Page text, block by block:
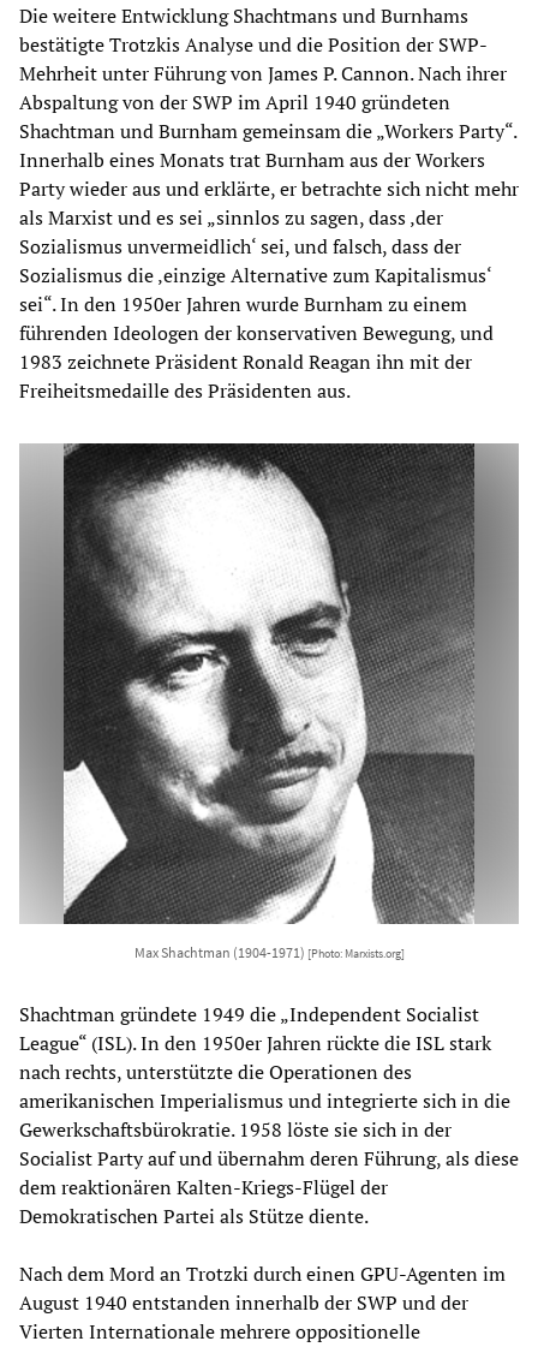
Die weitere Entwicklung Shachtmans und Burnhams
bestätigte Trotzkis Analyse und die Position der SWP-
Mehrheit unter Führung von James P. Cannon. Nach ihrer
Abspaltung von der SWP im April 1940 gründeten
Shachtman und Burnham gemeinsam die „Workers Party“.
Innerhalb eines Monats trat Burnham aus der Workers
Party wieder aus und erklärte, er betrachte sich nicht mehr
als Marxist und es sei „sinnlos zu sagen, dass ‚der
Sozialismus unvermeidlich‘ sei, und falsch, dass der
Sozialismus die ‚einzige Alternative zum Kapitalismus‘
sei“. In den 1950er Jahren wurde Burnham zu einem
führenden Ideologen der konservativen Bewegung, und
1983 zeichnete Präsident Ronald Reagan ihn mit der
Freiheitsmedaille des Präsidenten aus.
Max Shachtman (1904-1971) [Photo: Marxists.org]
Shachtman gründete 1949 die „Independent Socialist
League“ (ISL). In den 1950er Jahren rückte die ISL stark
nach rechts, unterstützte die Operationen des
amerikanischen Imperialismus und integrierte sich in die
Gewerkschaftsbürokratie. 1958 löste sie sich in der
Socialist Party auf und übernahm deren Führung, als diese
dem reaktionären Kalten-Kriegs-Flügel der
Demokratischen Partei als Stütze diente.
Nach dem Mord an Trotzki durch einen GPU-Agenten im
August 1940 entstanden innerhalb der SWP und der
Vierten Internationale mehrere oppositionelle